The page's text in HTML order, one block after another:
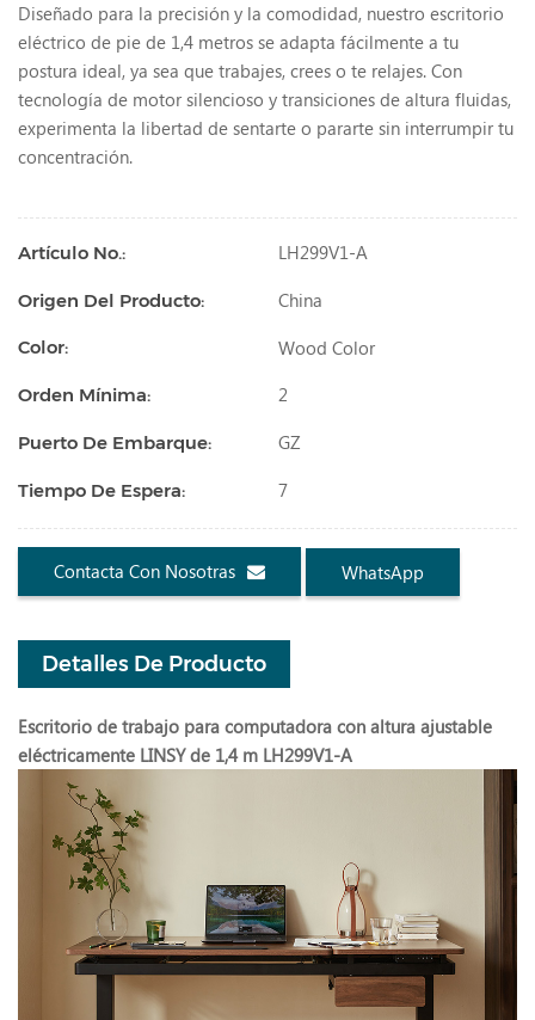
Diseñado para la precisión y la comodidad, nuestro escritorio
eléctrico de pie de 1,4 metros se adapta fácilmente a tu
postura ideal, ya sea que trabajes, crees o te relajes. Con
tecnología de motor silencioso y transiciones de altura fluidas,
experimenta la libertad de sentarte o pararte sin interrumpir tu
concentración.
Artículo No.: LH299V1-A
Origen Del Producto: China
Color: Wood Color
Orden Mínima: 2
Puerto De Embarque: GZ
Tiempo De Espera: 7
Contacta Con Nosotras WhatsApp
Detalles De Producto
Escritorio de trabajo para computadora con altura ajustable
eléctricamente LINSY de 1,4 m LH299V1-A